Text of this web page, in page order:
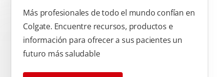
Más profesionales de todo el mundo confían en
Colgate. Encuentre recursos, productos e
información para ofrecer a sus pacientes un
futuro más saludable